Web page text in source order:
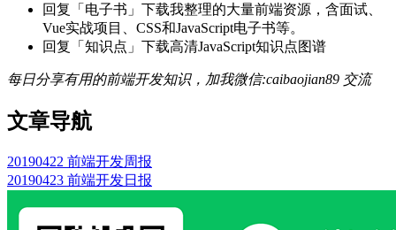
回复「电子书」下载我整理的大量前端资源，含面试、
Vue实战项目、CSS和JavaScript电子书等。
回复「知识点」下载高清JavaScript知识点图谱
每日分享有用的前端开发知识，加我微信:caibaojian89 交流
文章导航
20190422 前端开发周报
20190423 前端开发日报